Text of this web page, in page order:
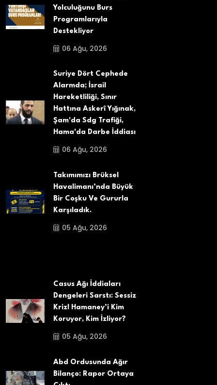
Yolculuğunu Burs
Programlarıyla
Destekliyor
06 Ağu, 2026
Suriye Dört Cephede
Alarmda; İsrail
Hareketliliği, Sınır
Hattına Askerî Yığınak,
Şam'da Sdg Trafiği,
Hama'da Darbe İddiası
06 Ağu, 2026
Takımımızı Brüksel
Havalimanı’nda Büyük
Bir Coşku Ve Gururla
Karşıladık.
05 Ağu, 2026
Casus Ağı İddiaları
Dengeleri Sarstı: Sessiz
Kriz! Hamaney’i Kim
Koruyor, Kim İzliyor?
05 Ağu, 2026
Abd Ordusunda Ağır
Bilanço: Rapor Ortaya